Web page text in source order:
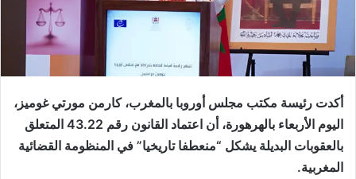
أكدت رئيسة مكتب مجلس أوروبا بالمغرب، كارمن مورتي غوميز،
اليوم الأربعاء بالهرهورة، أن اعتماد القانون رقم 43.22 المتعلق
بالعقوبات البديلة يشكل “منعطفا تاريخيا” في المنظومة القضائية
المغربية.